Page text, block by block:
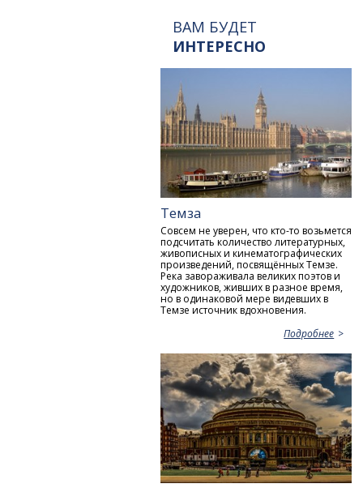
ВАМ БУДЕТ
ИНТЕРЕСНО
Темза
Совсем не уверен, что кто-то возьмется
подсчитать количество литературных,
живописных и кинематографических
произведений, посвящённых Темзе.
Река завораживала великих поэтов и
художников, живших в разное время,
но в одинаковой мере видевших в
Темзе источник вдохновения.
Подробнее